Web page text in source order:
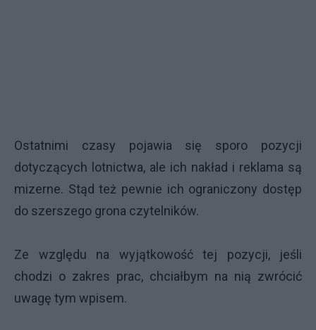
Ostatnimi czasy pojawia się sporo pozycji
dotyczących lotnictwa, ale ich nakład i reklama są
mizerne. Stąd też pewnie ich ograniczony dostęp
do szerszego grona czytelników.
Ze względu na wyjątkowość tej pozycji, jeśli
chodzi o zakres prac, chciałbym na nią zwrócić
uwagę tym wpisem.